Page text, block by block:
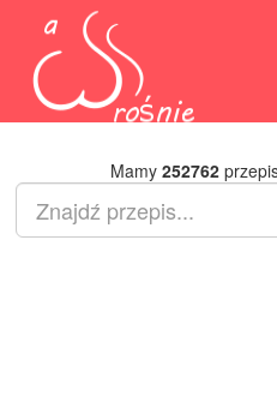
Mamy 252762